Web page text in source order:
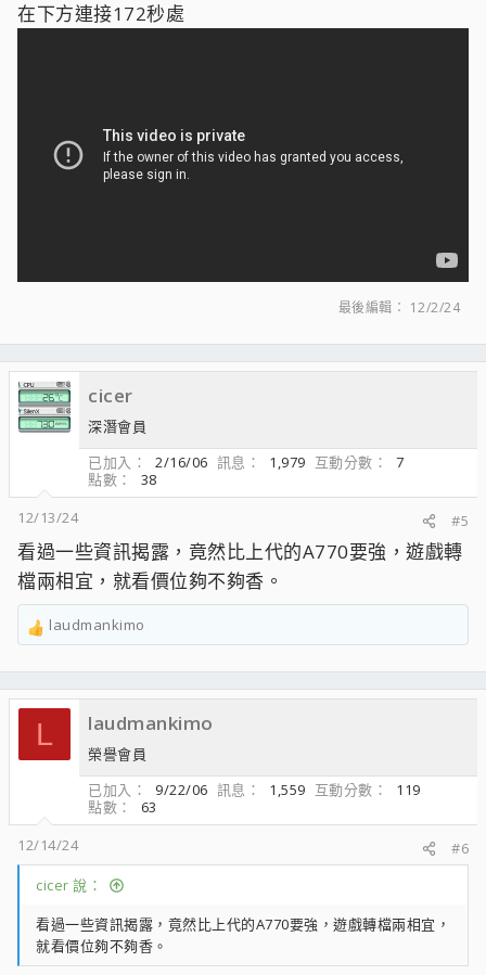
在下方連接172秒處
最後編輯： 12/2/24
cicer
深潛會員
已加入
2/16/06 訊息 1,979 互動分數
7
點數
38
12/13/24
#5
看過一些資訊揭露，竟然比上代的A770要強，遊戲轉
檔兩相宜，就看價位夠不夠香。
R
a
c
o
：
laudmankimo
L laudmankimo
榮譽會員
已加入
9/22/06 訊息 1,559 互動分數
119
點數
63
12/14/24
#6
cicer 說：
看過一些資訊揭露，竟然比上代的A770要強，遊戲轉檔兩相宜，
就看價位夠不夠香。